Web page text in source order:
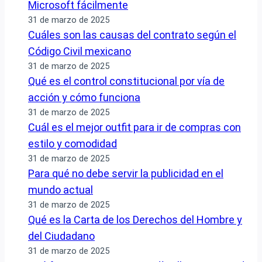
Microsoft fácilmente
31 de marzo de 2025
Cuáles son las causas del contrato según el
Código Civil mexicano
31 de marzo de 2025
Qué es el control constitucional por vía de
acción y cómo funciona
31 de marzo de 2025
Cuál es el mejor outfit para ir de compras con
estilo y comodidad
31 de marzo de 2025
Para qué no debe servir la publicidad en el
mundo actual
31 de marzo de 2025
Qué es la Carta de los Derechos del Hombre y
del Ciudadano
31 de marzo de 2025